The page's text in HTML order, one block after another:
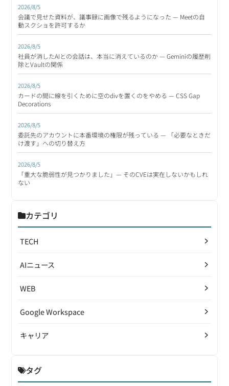
2026/8/5
会議で見せた資料が、議事録に画像で残るようになった — Meetの自
動スクショを許可するか
2026/8/5
社員が消したAIとの会話は、本当に消えているのか — Geminiの履歴削
除とVaultの関係
2026/8/5
カードの間に線を引くために空のdivを置くのをやめる — CSS Gap
Decorations
2026/8/5
委託先のアカウントに本番環境の権限が残っている — 「必要なときだ
け渡す」への切り替え方
2026/8/5
「重大な脆弱性が見つかりました」— そのCVEは実在しないかもしれ
ない
カテゴリ
TECH
AIニュース
WEB
Google Workspace
キャリア
タグ